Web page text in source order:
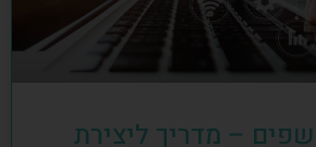
– מדריך ליצירת